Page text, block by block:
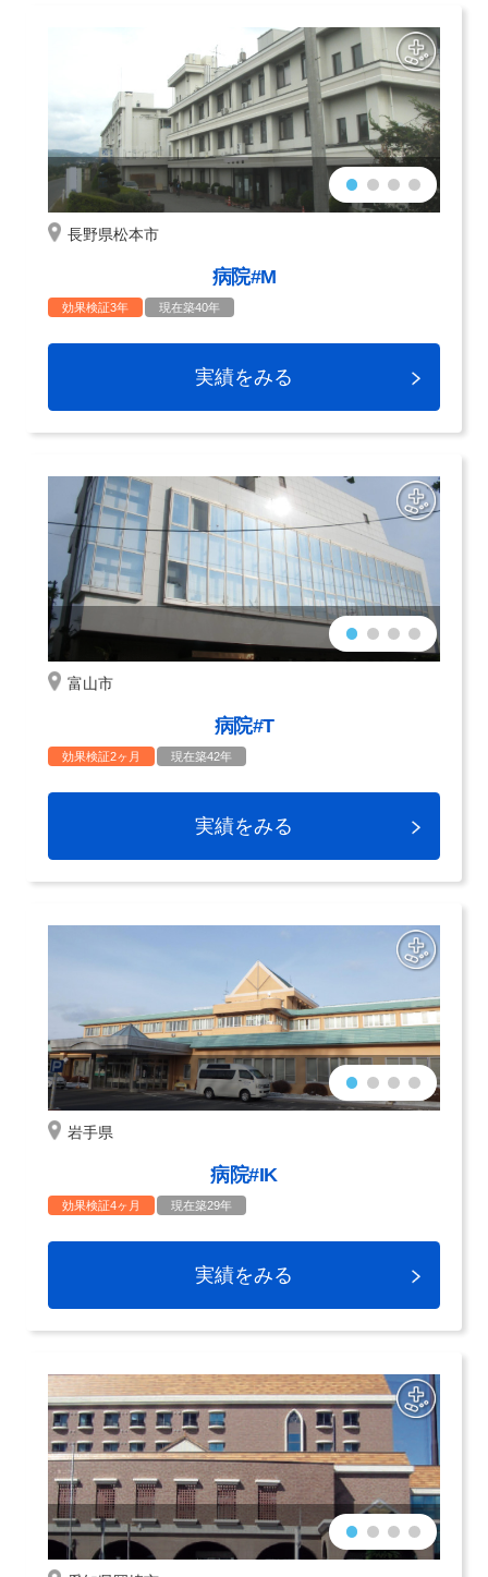
長野県松本市
病院#M
効果検証3年 現在築40年
実績をみる
富山市
病院#T
効果検証2ヶ月 現在築42年
実績をみる
岩手県
病院#IK
効果検証4ヶ月 現在築29年
実績をみる